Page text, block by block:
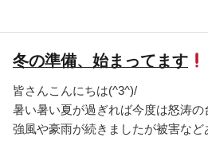
冬の準備、始まってます
皆さんこんにちは(^3^)/
暑い暑い夏が過ぎれば今度は怒涛の
強風や豪雨が続きましたが被害な